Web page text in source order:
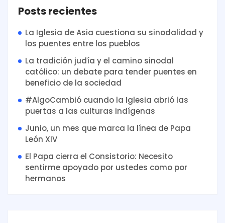
Posts recientes
La Iglesia de Asia cuestiona su sinodalidad y
los puentes entre los pueblos
La tradición judía y el camino sinodal
católico: un debate para tender puentes en
beneficio de la sociedad
#AlgoCambió cuando la Iglesia abrió las
puertas a las culturas indígenas
Junio, un mes que marca la línea de Papa
León XIV
El Papa cierra el Consistorio: Necesito
sentirme apoyado por ustedes como por
hermanos